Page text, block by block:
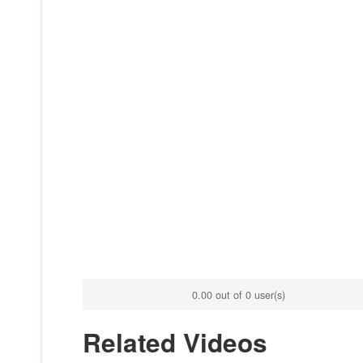
0.00 out of 0 user(s)
Related Videos